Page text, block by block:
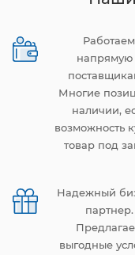
Работаем
напрямую
Многие
наличии,
возможность
товар под
Надежный
партнер.
выгодные